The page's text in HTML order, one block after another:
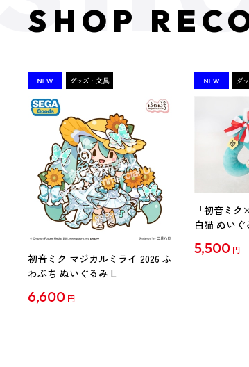
SHOP
初音ミク マジカルミライ 2026 ふ
わぷち ぬいぐるみ L
6,600 円
「初音ミ
白猫 ぬい
5,500 円